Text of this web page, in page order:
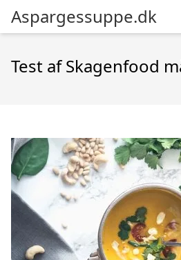
Aspargessuppe.dk
Test af Skagenfood